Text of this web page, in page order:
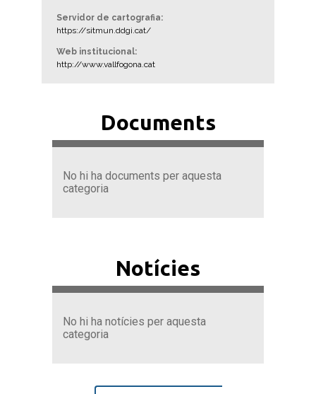
Servidor de cartografia:
https://sitmun.ddgi.cat/
Web institucional:
http://www.vallfogona.cat
Documents
No hi ha documents per aquesta
categoria
Notícies
No hi ha notícies per aquesta
categoria